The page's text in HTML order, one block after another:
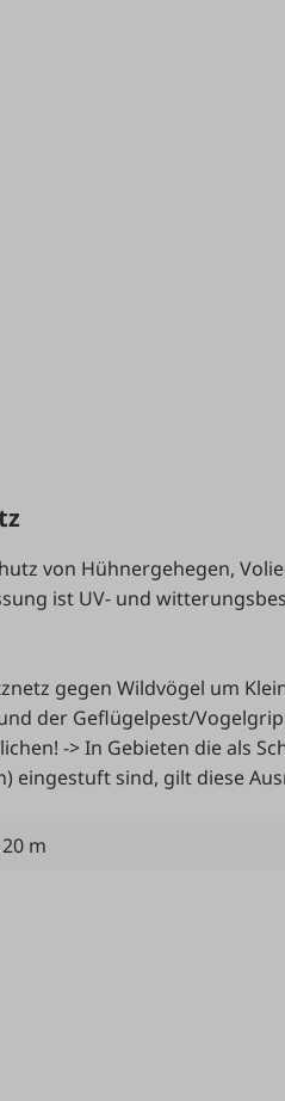
von Hühnergehegen,
ist UV- und
gegen Wildvögel um
der Geflügelpest/
-> In Gebieten die als
eingestuft sind, gilt diese
m